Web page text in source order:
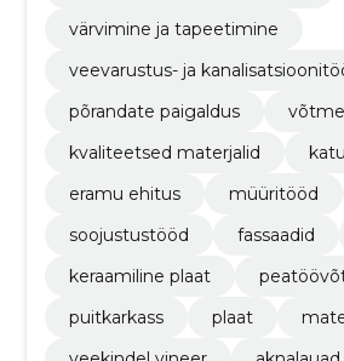
värvimine ja tapeetimine
veevarustus- ja
põrandate paigaldus
kvaliteetsed materjalid
eramu ehitus
müüritööd
soojustustööd
fassaadid
keraamiline plaat
puitkarkass
plaat